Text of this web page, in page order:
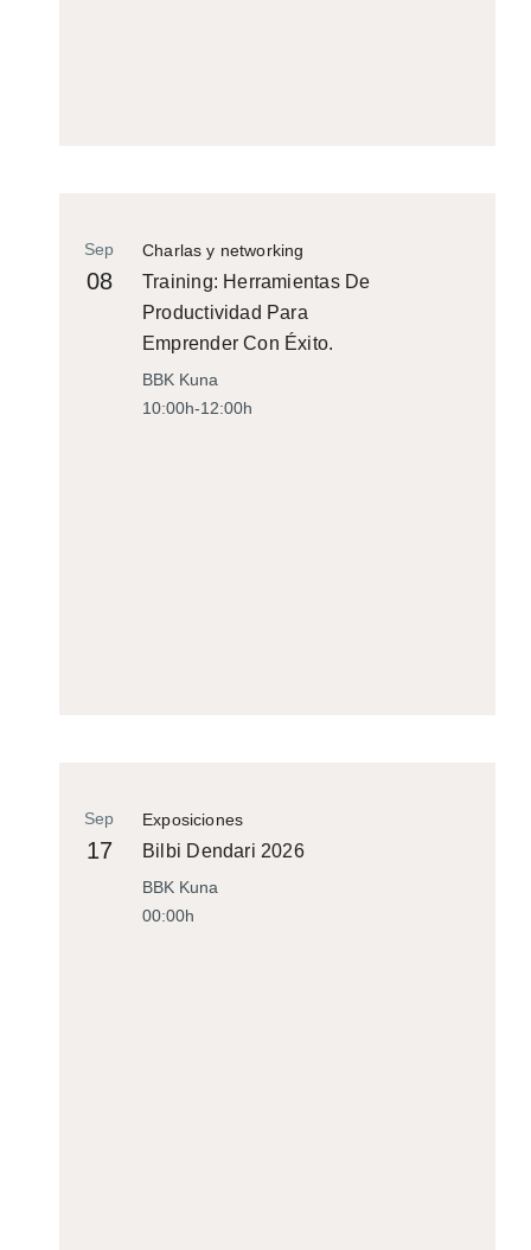
Charlas y networking
Sep
08
Training: Herramientas De
Productividad Para
Emprender Con Éxito.
BBK Kuna
10:00h-12:00h
Exposiciones
Sep
17 Bilbi Dendari 2026
BBK Kuna
00:00h